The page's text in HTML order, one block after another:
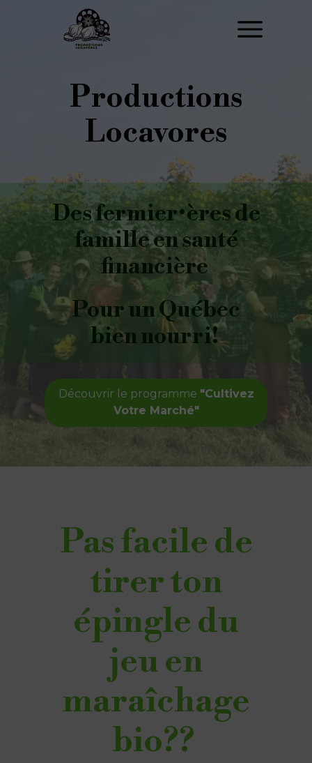
Découvrir le programme "Cultivez
Votre Marché"
Productions
Locavores
Des fermier•ères de
famille en santé
financière
Pour un Québec
bien nourri!
Pas facile de
tirer ton
épingle du
jeu en
maraîchage
bio??